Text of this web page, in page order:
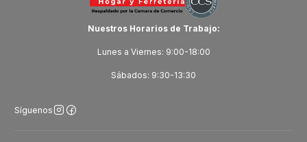
Nuestros Horarios de Trabajo:
Lunes a Viernes: 9:00-18:00
Sábados: 9:30-13:30
Síguenos